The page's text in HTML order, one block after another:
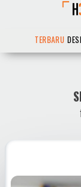
TERBARU